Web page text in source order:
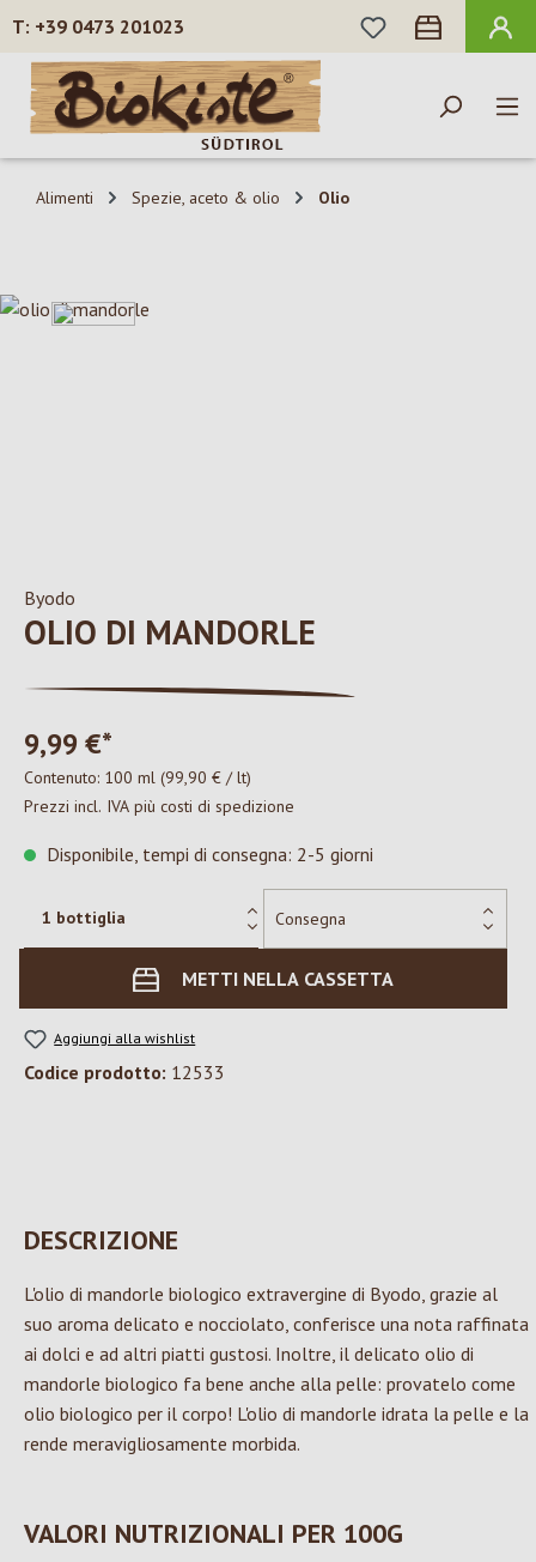
Passa al contenuto principale
+39 0473 201023
HAI 0 ARTICOLI
Alimenti Spezie, aceto & olio Olio
Salta la galleria di immagini
Byodo
OLIO DI MANDORLE
9,99 €*
Contenuto: 100 ml (99,90 € / lt)
Prezzi incl. IVA più costi di spedizione
Disponibile, tempi di consegna: 2-5 giorni
METTI NELLA CASSETTA
Aggiungi alla wishlist
Codice prodotto: 12533
DESCRIZIONE
L'olio di mandorle biologico extravergine di Byodo, grazie al
suo aroma delicato e nocciolato, conferisce una nota raffinata
ai dolci e ad altri piatti gustosi. Inoltre, il delicato olio di
mandorle biologico fa bene anche alla pelle: provatelo come
olio biologico per il corpo! L'olio di mandorle idrata la pelle e la
rende meravigliosamente morbida.
VALORI NUTRIZIONALI PER 100G